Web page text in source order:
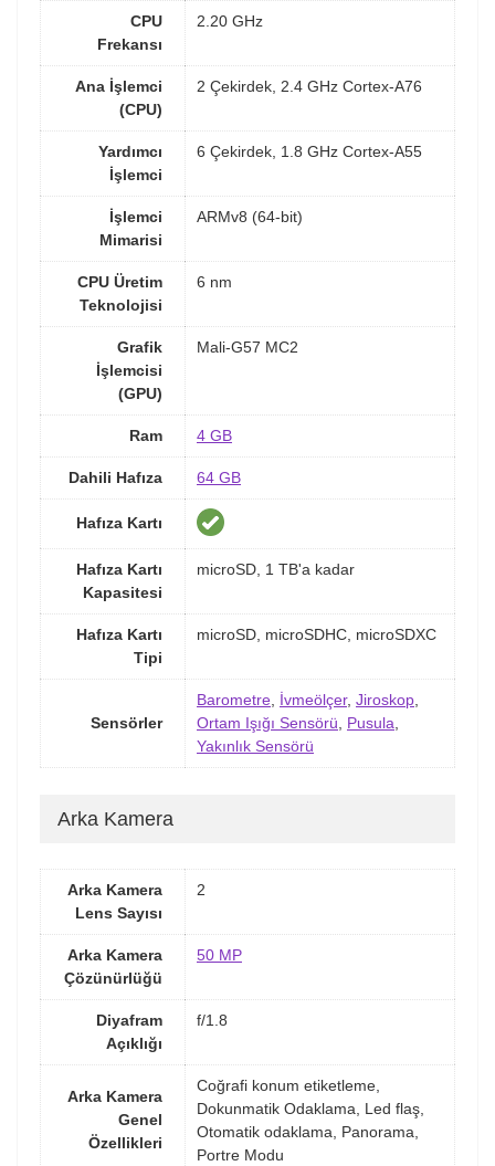
CPU
Frekansı
2.20 GHz
Ana İşlemci
(CPU)
2 Çekirdek, 2.4 GHz Cortex-A76
Yardımcı
İşlemci
6 Çekirdek, 1.8 GHz Cortex-A55
İşlemci
Mimarisi
ARMv8 (64-bit)
CPU Üretim
Teknolojisi
6 nm
Grafik
İşlemcisi
(GPU)
Mali-G57 MC2
Ram 4 GB
Dahili Hafıza 64 GB
Hafıza Kartı
Hafıza Kartı
Kapasitesi
microSD, 1 TB'a kadar
Hafıza Kartı
Tipi
microSD, microSDHC, microSDXC
Sensörler
Barometre, İvmeölçer, Jiroskop,
Ortam Işığı Sensörü, Pusula,
Yakınlık Sensörü
Arka Kamera
Arka Kamera
Lens Sayısı
2
Arka Kamera
Çözünürlüğü
50 MP
Diyafram
Açıklığı
f/1.8
Arka Kamera
Genel
Özellikleri
Coğrafi konum etiketleme,
Dokunmatik Odaklama, Led flaş,
Otomatik odaklama, Panorama,
Portre Modu